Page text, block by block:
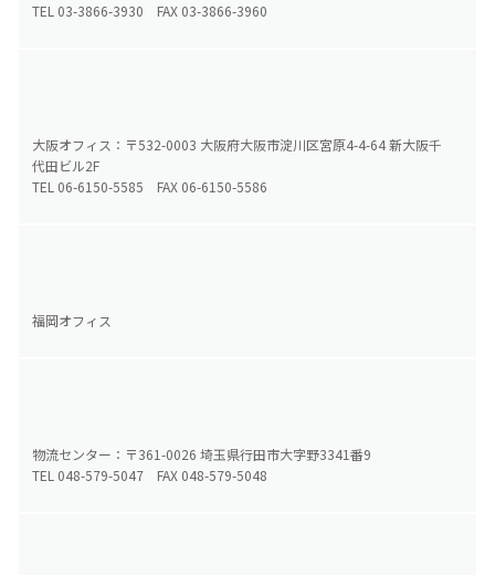
TEL 03-3866-3930 FAX 03-3866-3960
大阪オフィス：〒532-0003 大阪府大阪市淀川区宮原4-4-64 新大阪千
代田ビル2F
TEL 06-6150-5585 FAX 06-6150-5586
福岡オフィス
物流センター：〒361-0026 埼玉県行田市大字野3341番9
TEL 048-579-5047 FAX 048-579-5048